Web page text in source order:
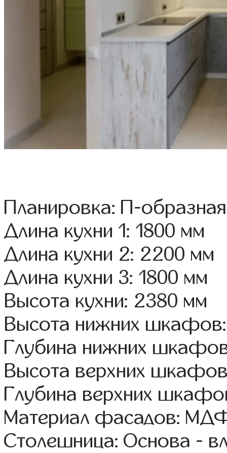
Планировка: П-образная
Длина кухни 1: 1800 мм
Длина кухни 2: 2200 мм
Длина кухни 3: 1800 мм
Высота кухни: 2380 мм
Высота нижних
Глубина нижних
Высота верхних
Глубина верхних
Материал фасадов:
Столешница: Основа -